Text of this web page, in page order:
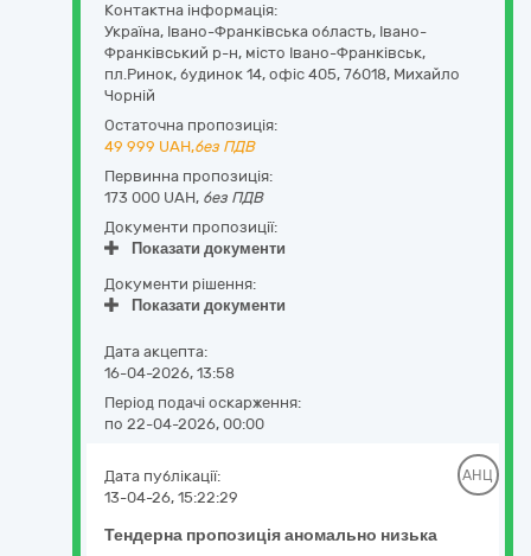
Контактна інформація:
Україна, Івано-Франківська область, Івано-
Франківський р-н, місто Івано-Франківськ,
пл.Ринок, будинок 14, офіс 405, 76018, Михайло
Чорній
Остаточна пропозиція:
49 999 UAH,без ПДВ
Первинна пропозиція:
173 000 UAH, без ПДВ
Документи пропозиції:
Показати документи
Документи рішення:
Показати документи
Дата акцепта:
16-04-2026, 13:58
Період подачі оскарження:
по 22-04-2026, 00:00
Тендерна пропозиція аномально низька
Дата публікації:
13-04-26, 15:22:29
АНЦ